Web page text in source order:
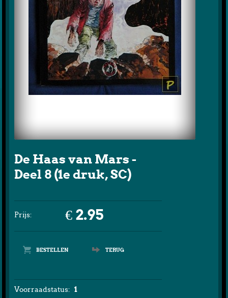
De Haas van Mars -
Deel 8 (1e druk, SC)
Prijs: € 2.95
TERUG
Voorraadstatus: 1